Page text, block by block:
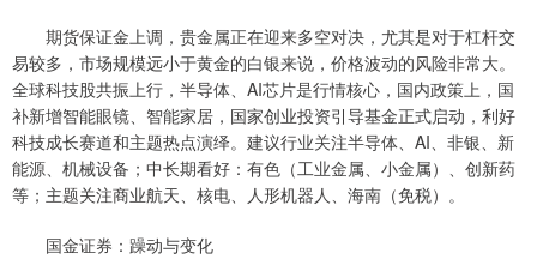
期货保证金上调，贵金属正在迎来多空对决，尤其是对于杠杆交
易较多，市场规模远小于黄金的白银来说，价格波动的风险非常大。
全球科技股共振上行，半导体、AI芯片是行情核心，国内政策上，国
补新增智能眼镜、智能家居，国家创业投资引导基金正式启动，利好
科技成长赛道和主题热点演绎。建议行业关注半导体、AI、非银、新
能源、机械设备；中长期看好：有色（工业金属、小金属）、创新药
等；主题关注商业航天、核电、人形机器人、海南（免税）。
国金证券：躁动与变化